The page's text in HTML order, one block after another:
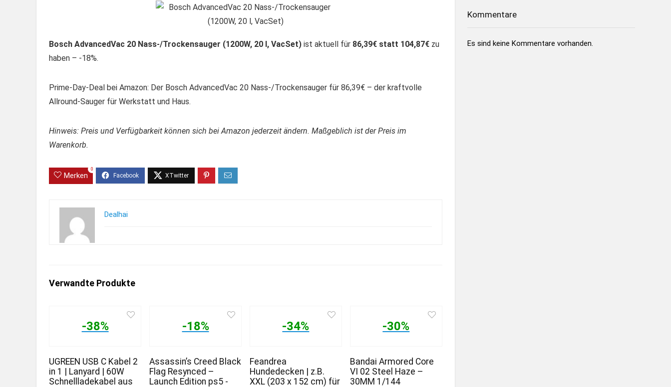
Bosch AdvancedVac 20 Nass-/Trockensauger (1200W, 20 l, VacSet) ist aktuell für 86,39€ statt 104,87€ zu
haben – -18%.
Prime-Day-Deal bei Amazon: Der Bosch AdvancedVac 20 Nass-/Trockensauger für 86,39€ – der kraftvolle
Allround-Sauger für Werkstatt und Haus.
Hinweis: Preis und Verfügbarkeit können sich bei Amazon jederzeit ändern. Maßgeblich ist der Preis im
Warenkorb.
Merken
0
Dealhai
Verwandte Produkte
-38%
UGREEN USB C Kabel 2
in 1 | Lanyard | 60W
Schnellladekabel aus
-18%
Assassin’s Creed Black
Flag Resynced –
Launch Edition ps5 -
-34%
Feandrea
Hundedecken | z.B.
XXL (203 x 152 cm) für
-30%
Bandai Armored Core
VI 02 Steel Haze –
30MM 1/144
Kommentare
Es sind keine Kommentare vorhanden.